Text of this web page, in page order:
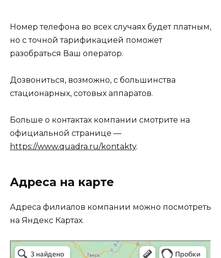
Номер телефона во всех случаях будет платным,
но с точной тарификацией поможет
разобраться Ваш оператор.
Дозвониться, возможно, с большинства
стационарных, сотовых аппаратов.
Больше о контактах компании смотрите на
официальной странице —
https://www.quadra.ru/kontakty.
Адреса на карте
Адреса филиалов компании можно посмотреть
на Яндекс Картах.